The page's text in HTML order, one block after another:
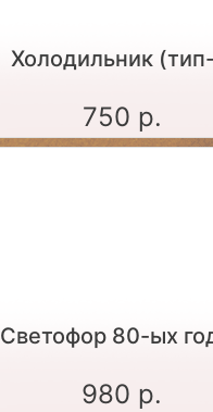
Холодильник
750 р.
Светофор 80-ых
980 р.